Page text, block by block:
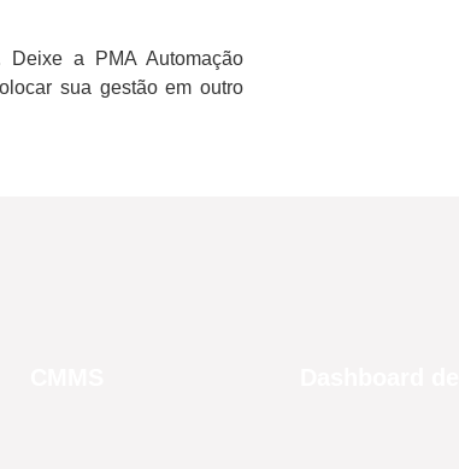
Deixe a PMA Automação
sua gestão em outro